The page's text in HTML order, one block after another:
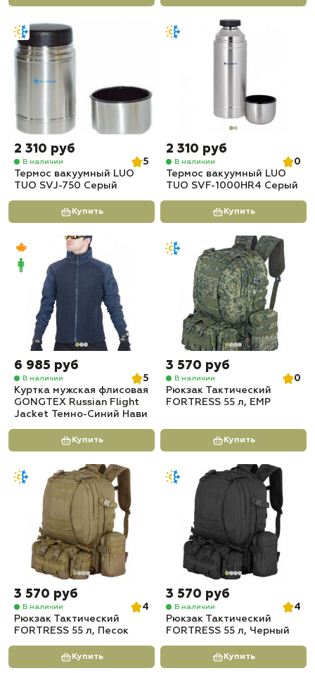
2 310 руб
В наличии
5
Термос вакуумный LUO
TUO SVJ-750 Серый
Купить
2 310 руб
В наличии
0
Термос вакуумный LUO
TUO SVF-1000HR4 Серый
Купить
6 985 руб
В наличии
5
Куртка мужская флисовая
GONGTEX Russian Flight
Jacket Темно-Синий Нави
Купить
3 570 руб
В наличии
0
Рюкзак Тактический
FORTRESS 55 л, ЕМР
Купить
3 570 руб
В наличии
4
Рюкзак Тактический
FORTRESS 55 л, Песок
Купить
3 570 руб
В наличии
4
Рюкзак Тактический
FORTRESS 55 л, Черный
Купить